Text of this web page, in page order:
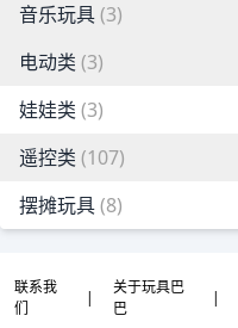
音乐玩具(3)
电动类 (3)
娃娃类 (3)
遥控类 (107)
摆摊玩具(8)
联系我
们
|
关于玩具巴
巴
|